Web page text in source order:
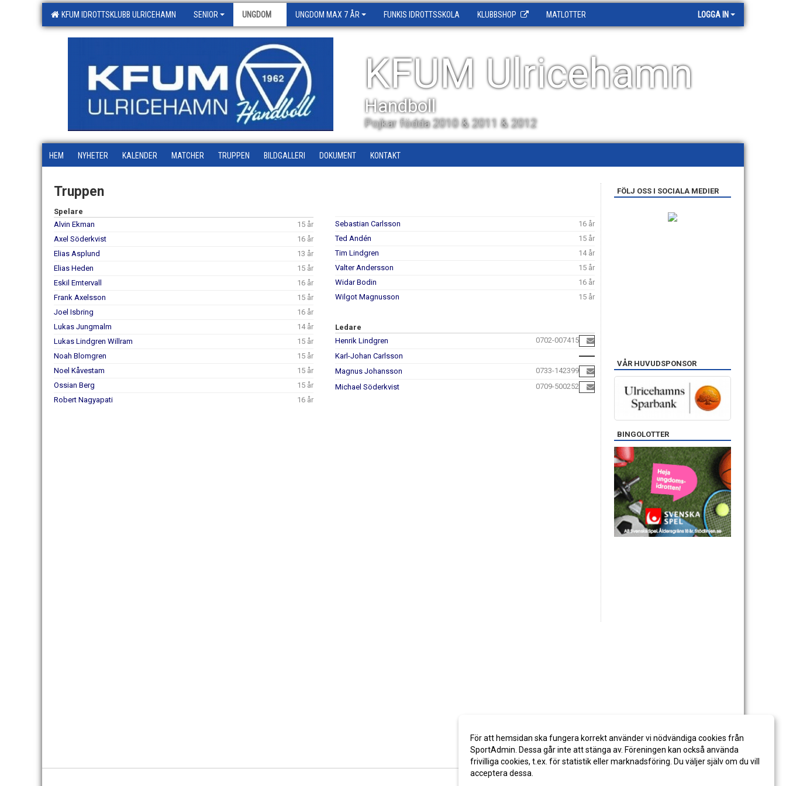
KFUM IDROTTSKLUBB ULRICEHAMN SENIOR UNGDOM UNGDOM MAX 7 ÅR FUNKIS IDROTTSSKOLA KLUBBSHOP MATLOTTER LOGGA IN
KFUM Ulricehamn
Handboll
Pojkar födda 2010 & 2011 & 2012
HEM NYHETER KALENDER MATCHER TRUPPEN BILDGALLERI DOKUMENT KONTAKT
Truppen
Spelare
Alvin Ekman
15 år
Axel Söderkvist
16 år
Elias Asplund
13 år
Elias Heden
15 år
Eskil Emtervall
16 år
Frank Axelsson
15 år
Joel Isbring
16 år
Lukas Jungmalm
14 år
Lukas Lindgren Willram
15 år
Noah Blomgren
15 år
Noel Kåvestam
15 år
Ossian Berg
15 år
Robert Nagyapati
16 år
Sebastian Carlsson
16 år
Ted Andén
15 år
Tim Lindgren
14 år
Valter Andersson
15 år
Widar Bodin
16 år
Wilgot Magnusson
15 år
Ledare
Henrik Lindgren
0702-007415
Karl-Johan Carlsson
Magnus Johansson
0733-142399
Michael Söderkvist
0709-500252
FÖLJ OSS I SOCIALA MEDIER
VÅR HUVUDSPONSOR
BINGOLOTTER
För att hemsidan ska fungera korrekt använder vi nödvändiga cookies från
SportAdmin. Dessa går inte att stänga av. Föreningen kan också använda
frivilliga cookies, t.ex. för statistik eller marknadsföring. Du väljer själv om du vill
acceptera dessa.